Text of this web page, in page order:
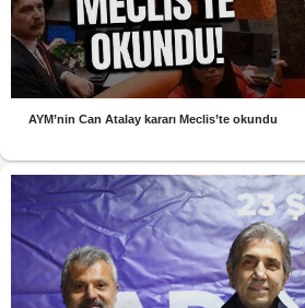
AYM’nin Can Atalay kararı Meclis’te okundu